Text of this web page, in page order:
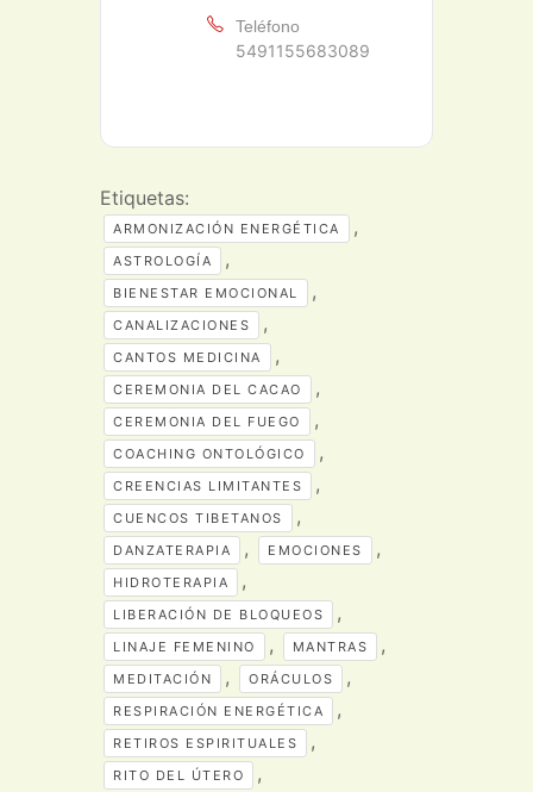
Teléfono
5491155683089
Etiquetas:
ARMONIZACIÓN ENERGÉTICA ,
ASTROLOGÍA ,
BIENESTAR EMOCIONAL ,
CANALIZACIONES ,
CANTOS MEDICINA ,
CEREMONIA DEL CACAO ,
CEREMONIA DEL FUEGO ,
COACHING ONTOLÓGICO ,
CREENCIAS LIMITANTES ,
CUENCOS TIBETANOS ,
DANZATERAPIA , EMOCIONES ,
HIDROTERAPIA ,
LIBERACIÓN DE BLOQUEOS ,
LINAJE FEMENINO , MANTRAS ,
MEDITACIÓN , ORÁCULOS ,
RESPIRACIÓN ENERGÉTICA ,
RETIROS ESPIRITUALES ,
RITO DEL ÚTERO ,